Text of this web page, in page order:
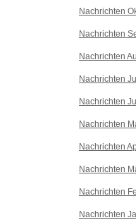
Nachrichten
Nachrichten
Nachrichten
Nachrichten
Nachrichten
Nachrichten
Nachrichten
Nachrichten
Nachrichten
Nachrichten